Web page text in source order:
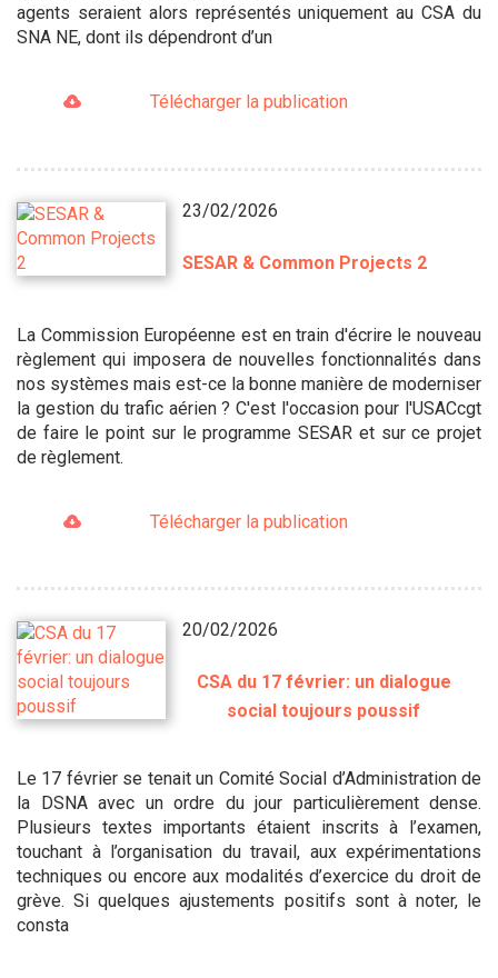
agents seraient alors représentés uniquement au CSA du
SNA NE, dont ils dépendront d’un
Télécharger la publication
23/02/2026
SESAR & Common Projects 2
La Commission Européenne est en train d'écrire le nouveau
règlement qui imposera de nouvelles fonctionnalités dans
nos systèmes mais est-ce la bonne manière de moderniser
la gestion du trafic aérien ? C'est l'occasion pour l'USACcgt
de faire le point sur le programme SESAR et sur ce projet
de règlement.
Télécharger la publication
20/02/2026
CSA du 17 février: un dialogue
social toujours poussif
Le 17 février se tenait un Comité Social d’Administration de
la DSNA avec un ordre du jour particulièrement dense.
Plusieurs textes importants étaient inscrits à l’examen,
touchant à l’organisation du travail, aux expérimentations
techniques ou encore aux modalités d’exercice du droit de
grève. Si quelques ajustements positifs sont à noter, le
consta